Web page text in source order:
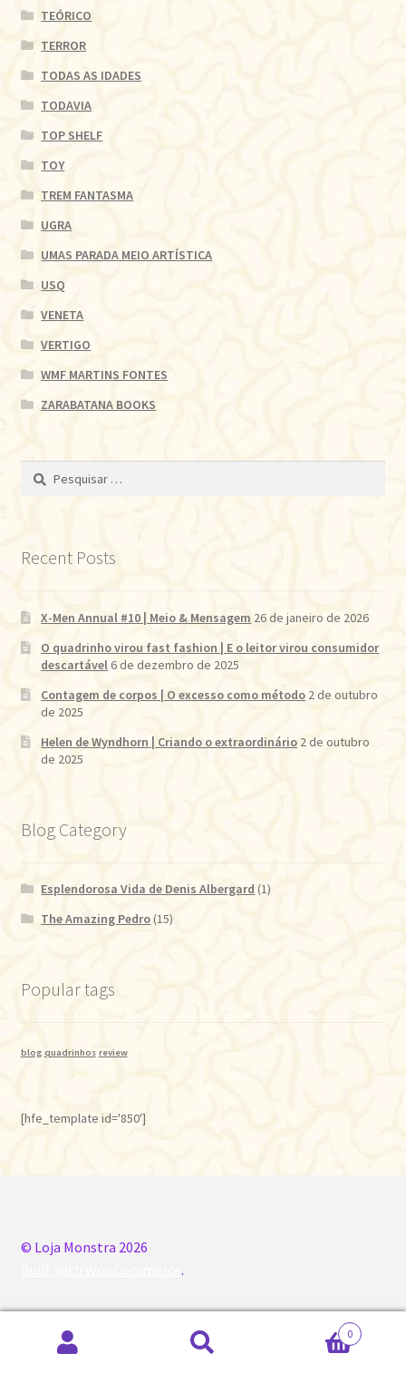
TEÓRICO
TERROR
TODAS AS IDADES
TODAVIA
TOP SHELF
TOY
TREM FANTASMA
UGRA
UMAS PARADA MEIO ARTÍSTICA
USQ
VENETA
VERTIGO
WMF MARTINS FONTES
ZARABATANA BOOKS
Pesquisar
Recent Posts
X-Men Annual #10 | Meio & Mensagem 26 de janeiro de 2026
O quadrinho virou fast fashion | E o leitor virou consumidor
descartável 6 de dezembro de 2025
Contagem de corpos | O excesso como método 2 de outubro
de 2025
Helen de Wyndhorn | Criando o extraordinário 2 de outubro
de 2025
Blog Category
Esplendorosa Vida de Denis Albergard (1)
The Amazing Pedro(15)
Popular tags
blog quadrinhos review
[hfe_template id='850']
© Loja Monstra 2026
.
Pesquisar
Pesquisar
0